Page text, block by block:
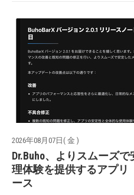
2026年08月07日( 金 )
Dr.Buho、よりスムーズ
理体験を提供するアプリ
ース